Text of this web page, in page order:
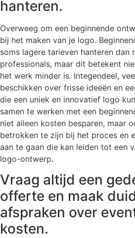
hanteren.
Overweeg om een beginnende
bij het maken van je logo.
soms lagere tarieven hanteren dan
professionals, maar dit betekent
het werk minder is. Integendeel,
beschikken over frisse ideeën en
die een uniek en innovatief logo
samen te werken met een
niet alleen kosten besparen, maar
betrokken te zijn bij het proces en
aan te gaan die kan leiden tot een
logo-ontwerp.
Vraag altijd een
offerte en maak
afspraken over
kosten.